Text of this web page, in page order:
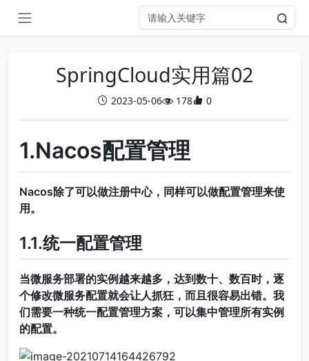
SpringCloud实用篇02
2023-05-06 178 0
1.Nacos配置管理
Nacos除了可以做注册中心，同样可以做配置管理来使
用。
1.1.统一配置管理
当微服务部署的实例越来越多，达到数十、数百时，逐
个修改微服务配置就会让人抓狂，而且很容易出错。我
们需要一种统一配置管理方案，可以集中管理所有实例
的配置。